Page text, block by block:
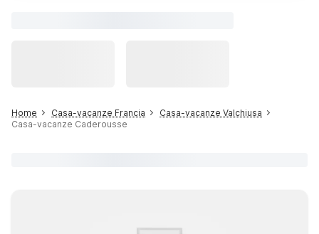
Home Casa-vacanze Francia
Casa-vacanze Valchiusa
Casa-vacanze Caderousse